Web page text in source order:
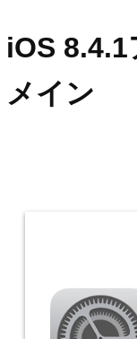
iOS
メイン